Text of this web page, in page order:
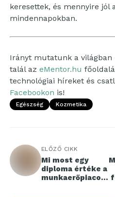
keresettek, és mennyire jól
mindennapokban.
Irányt mutatunk a világban
talál az eMentor.hu
technológiai híreket és
Facebookon is!
Egészség Kozmetika
ELŐZŐ CIKK
Mi most egy
diploma értéke a
munkaerőpiacon